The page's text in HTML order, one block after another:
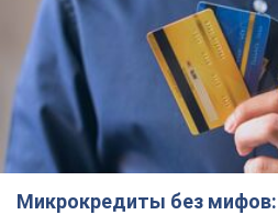
Микрокредиты без